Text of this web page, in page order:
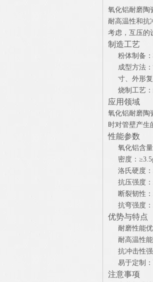
氧化铝耐磨陶
耐高温性和抗
考虑，互压的
制造工艺
粉体制备
成型方法
寸、外形复
烧制工艺
应用领域
氧化铝耐磨陶
时对管壁产生
性能参数
氧化铝含
密度：
洛氏硬度
抗压强度
断裂韧性：
抗弯强度
优势与特点
耐磨性能
耐高温性
抗冲击性
易于定制
注意事项